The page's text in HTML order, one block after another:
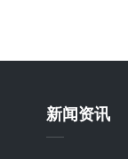
新闻资讯